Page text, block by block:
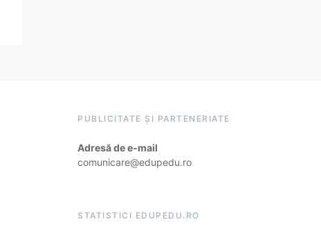
PUBLICITATE ȘI PARTENERIATE
Adresă de e-mail
comunicare@edupedu.ro
STATISTICI EDUPEDU.RO